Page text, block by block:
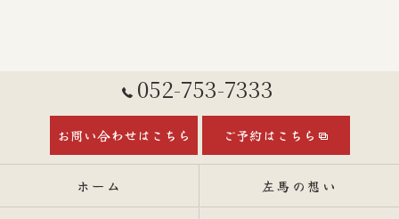
052-753-7333
お問い合わせはこちら ご予約はこちら
ホーム 左馬の想い